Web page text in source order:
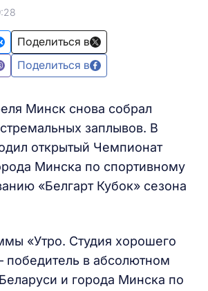
Поделиться в
Поделиться в
Минск снова собрал
заплывов. В
открытый Чемпионат
Минска по спортивному
«Белгарт Кубок» сезона
«Утро. Студия хорошего
победитель в абсолютном
и города Минска по